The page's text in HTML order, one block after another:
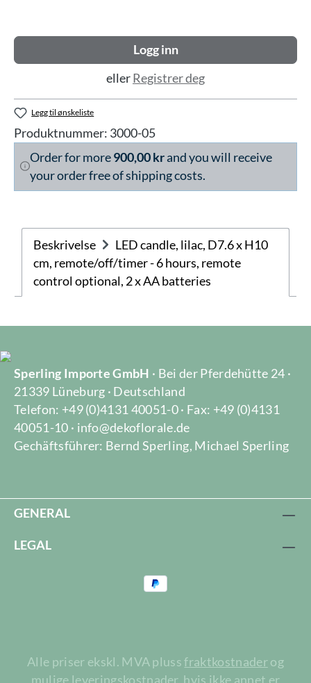
Logg inn
ellerRegistrer deg
Legg til ønskeliste
Produktnummer: 3000-05
Order for more900,00 krand you will receive
your order free of shipping costs.
Beskrivelse
LED candle, lilac, D7.6 x H10
cm, remote/off/timer - 6 hours, remote
control optional, 2 x AA batteries
Sperling Importe GmbH · Bei der Pferdehütte 24 ·
21339 Lüneburg · Deutschland
Telefon: +49 (0)4131 40051-0 · Fax: +49 (0)4131
40051-10 · info@dekoflorale.de
Gechäftsführer: Bernd Sperling, Michael Sperling
GENERAL
LEGAL
Alle priser ekskl. MVA plussfraktkostnaderog